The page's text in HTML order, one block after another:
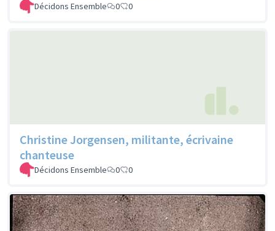
Décidons Ensemble 0 0
Christine Jorgensen, militante, écrivaine
chanteuse
Décidons Ensemble 0 0